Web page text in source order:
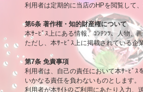
利用者は定期的に当店のHPを閲覧して
第6条 著作権・知的財産権について
本ｻｰﾋﾞｽ上にある情報、ｺﾝﾃﾝﾂ、人物、
ただし、本ｻｰﾋﾞｽ上に掲載されている
第7条 免責事項
利用者は、自己の責任において本ｻｰﾋﾞｽ
いかなる責任を負わないものとします。
利用者が本ｻｲﾄのご利用にあたり入力、